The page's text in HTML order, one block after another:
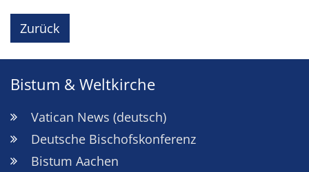
Zurück
Bistum & Weltkirche
Vatican News (deutsch)
Deutsche Bischofskonferenz
Bistum Aachen